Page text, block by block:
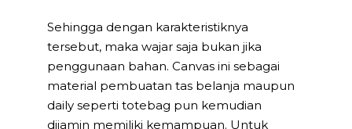
Sehingga dengan karakteristiknya
tersebut, maka wajar saja bukan jika
penggunaan bahan. Canvas ini sebagai
material pembuatan tas belanja maupun
daily seperti totebag pun kemudian
dijamin memiliki kemampuan. Untuk